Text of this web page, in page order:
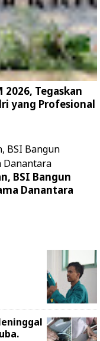
2026, Tegaskan
yang Profesional
BSI Bangun
Danantara